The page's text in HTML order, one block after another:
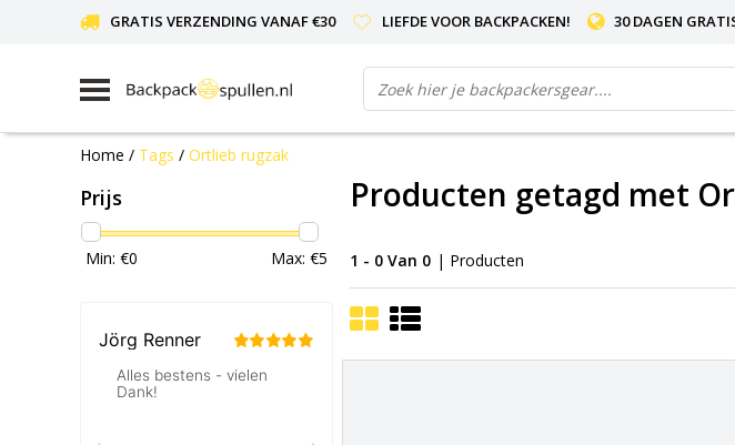
GRATIS VERZENDING VANAF €30 LIEFDE VOOR BACKPACKEN! 30 DAGEN
Home / Tags / Ortlieb rugzak
Prijs
Min: €0 Max: €5
Producten getagd met
1 - 0 Van 0 | Producten